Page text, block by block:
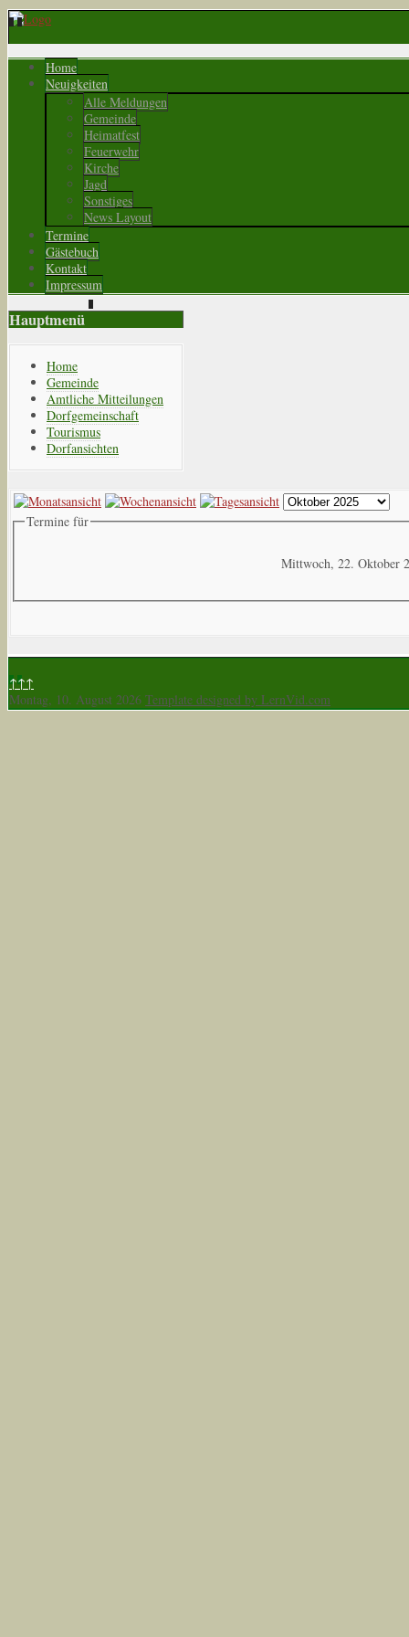
Home
Neuigkeiten
Alle Meldungen
Gemeinde
Heimatfest
Feuerwehr
Kirche
Jagd
Sonstiges
News Layout
Termine
Gästebuch
Kontakt
Impressum
Hauptmenü
Home
Gemeinde
Amtliche Mitteilungen
Dorfgemeinschaft
Tourismus
Dorfansichten
Termine für
Mittwoch, 22. Oktober
↑↑↑
Montag, 10. August 2026 Template designed by LernVid.com